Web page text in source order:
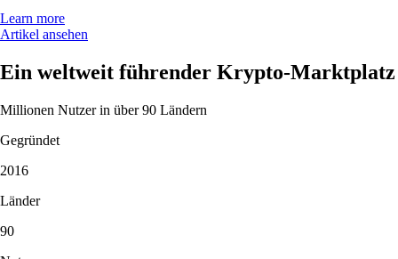
Learn more
Artikel ansehen
Ein weltweit führender Krypto-Marktplatz
Millionen Nutzer in über 90 Ländern
Gegründet
2016
Länder
90